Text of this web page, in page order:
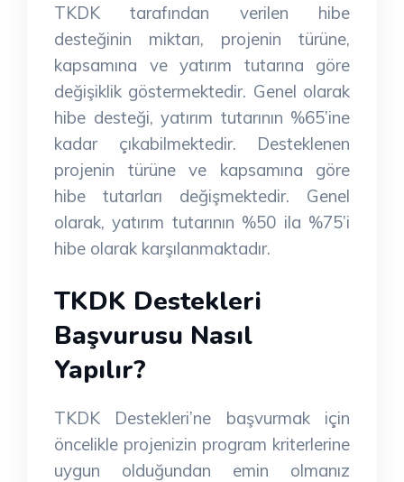
TKDK tarafından verilen hibe
desteğinin miktarı, projenin türüne,
kapsamına ve yatırım tutarına göre
değişiklik göstermektedir. Genel olarak
hibe desteği, yatırım tutarının %65’ine
kadar çıkabilmektedir. Desteklenen
projenin türüne ve kapsamına göre
hibe tutarları değişmektedir. Genel
olarak, yatırım tutarının %50 ila %75’i
hibe olarak karşılanmaktadır.
TKDK Destekleri
Başvurusu Nasıl
Yapılır?
TKDK Destekleri’ne başvurmak için
öncelikle projenizin program kriterlerine
uygun olduğundan emin olmanız